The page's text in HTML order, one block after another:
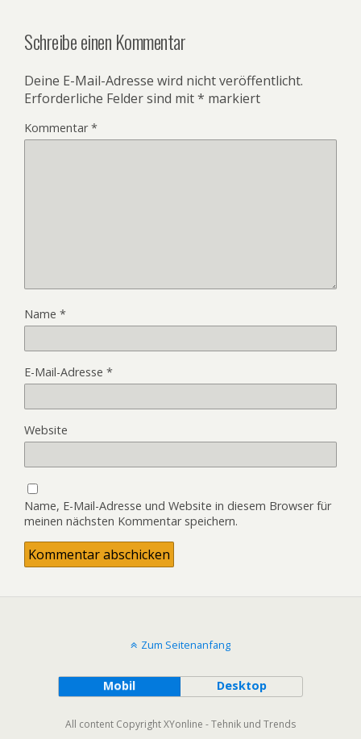
Schreibe einen Kommentar
Deine E-Mail-Adresse wird nicht veröffentlicht.
Erforderliche Felder sind mit* markiert
Kommentar*
Name *
E-Mail-Adresse *
Website
Name, E-Mail-Adresse und Website in diesem Browser für
meinen nächsten Kommentar speichern.
Zum Seitenanfang
Mobil Desktop
All content Copyright XYonline - Tehnik und Trends